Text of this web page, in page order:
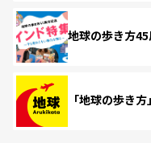
地球の歩き方
「地球の歩き